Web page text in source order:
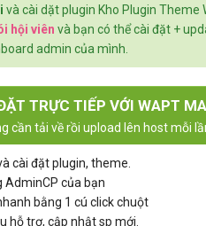
và cài dặt plugin Kho Plugin Theme
hội viên và bạn có thể cài đặt +
admin của mình.
TRỰC TIẾP VỚI WAPT
cần tải về rồi upload lên host mỗi
cài đặt plugin, theme.
AdminCP của bạn
bằng 1 cú click chuột
hỗ trợ, cập nhật sp mới.